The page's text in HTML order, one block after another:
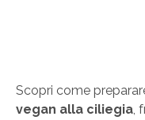
Scopri come
vegan alla ciliegia,